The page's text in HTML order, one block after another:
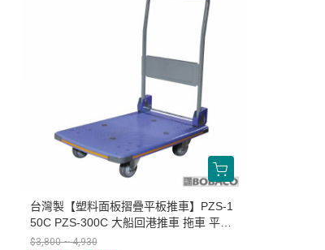
台灣製【塑料面板摺疊平板推車】PZS-1
50C PZS-300C 大船回港推車 拖車 平板
車 手拉車 搬貨車 工作車 搬運車
$3,800 ~ 4,930